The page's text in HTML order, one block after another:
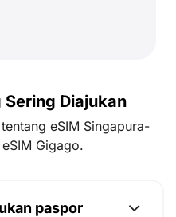
Diajukan
eSIM Singapura-
Gigago.
paspor